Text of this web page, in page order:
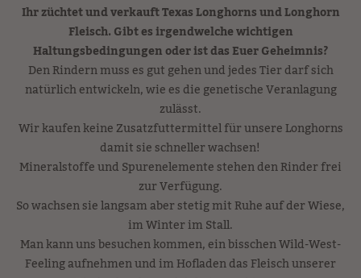
Ihr züchtet und verkauft Texas Longhorns und Longhorn
Fleisch. Gibt es irgendwelche wichtigen
Haltungsbedingungen oder ist das Euer Geheimnis?
Den Rindern muss es gut gehen und jedes Tier darf sich
natürlich entwickeln, wie es die genetische Veranlagung
zulässt.
Wir kaufen keine Zusatzfuttermittel für unsere Longhorns
damit sie schneller wachsen!
Mineralstoffe und Spurenelemente stehen den Rinder frei
zur Verfügung.
So wachsen sie langsam aber stetig mit Ruhe auf der Wiese,
im Winter im Stall.
Man kann uns besuchen kommen, ein bisschen Wild-West-
Feeling aufnehmen und im Hofladen das Fleisch unserer